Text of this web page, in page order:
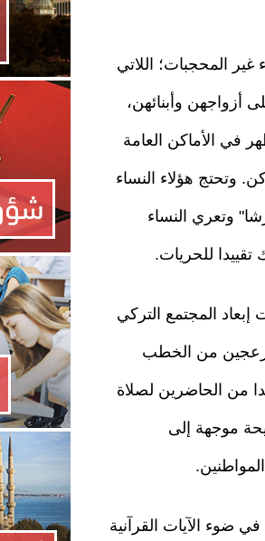
المحجبات؛ اللاتي
أزواجهن وأبنائهن،
في الأماكن العامة
وتحتج هؤلاء النساء
وتعري النساء
للحريات.
المجتمع التركي
من الخطب
من الحاضرين لصلاة
موجهة إلى
ضوء الآيات القرآنية